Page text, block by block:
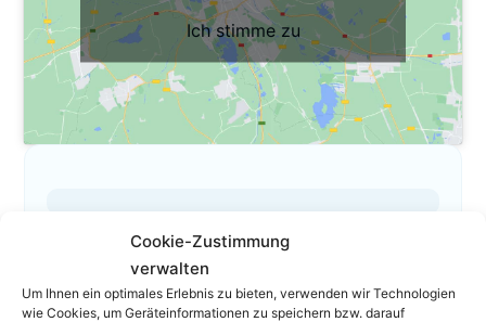
Cookie-Zustimmung
verwalten
Um Ihnen ein optimales Erlebnis zu bieten, verwenden wir Technologien
wie Cookies, um Geräteinformationen zu speichern bzw. darauf
Ich stimme zu
Das ist mein Profil
02252/86351
02252/86351-37